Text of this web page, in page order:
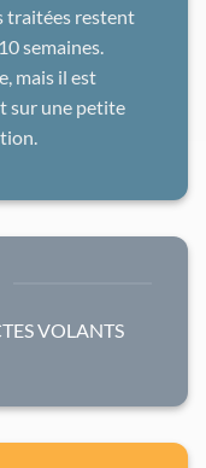
traitées restent
semaines.
mais il est
sur une petite
VOLANTS